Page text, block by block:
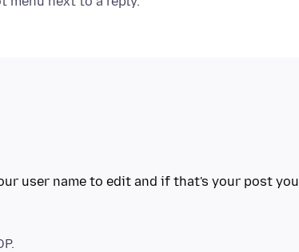
user name to edit and if that's your post you